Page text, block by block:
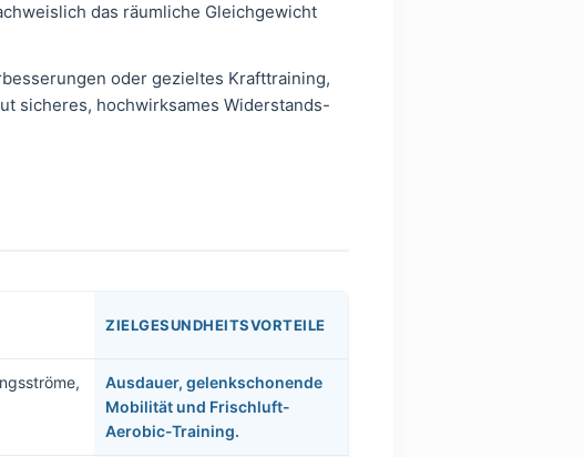
das räumliche Gleichgewicht
oder gezieltes Krafttraining,
sicheres, hochwirksames Widerstands-
ZIELGESUNDHEITSVORTEILE
Ausdauer, gelenkschonende
Mobilität und Frischluft-
Aerobic-Training.